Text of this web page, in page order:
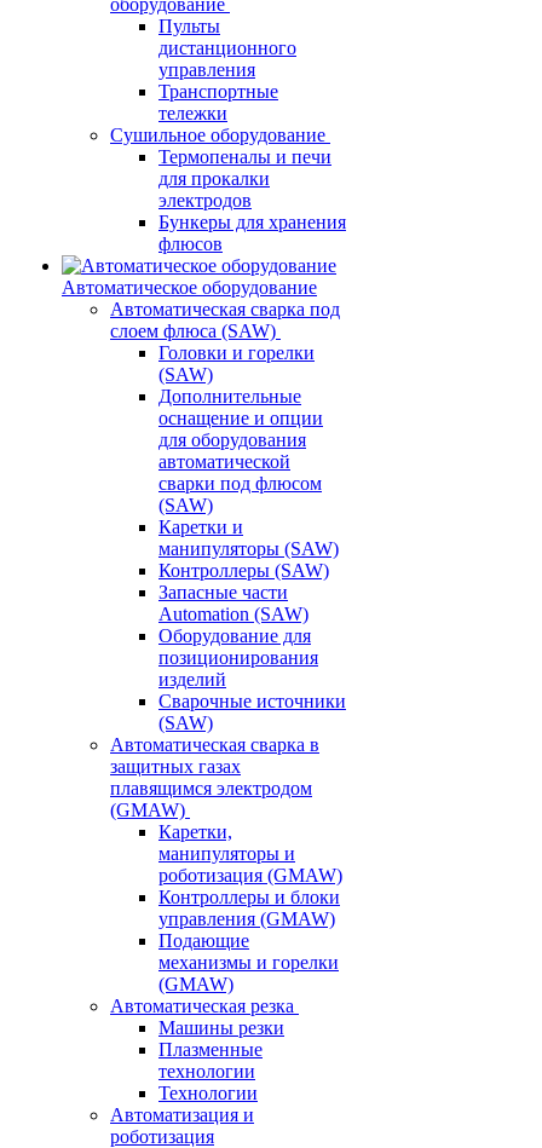
оборудование
Пульты
дистанционного
управления
Транспортные
тележки
Сушильное оборудование
Термопеналы и печи
для прокалки
электродов
Бункеры для хранения
флюсов
Автоматическое оборудование
Автоматическая сварка под
слоем флюса (SAW)
Головки и горелки
(SAW)
Дополнительные
оснащение и опции
для оборудования
автоматической
сварки под флюсом
(SAW)
Каретки и
манипуляторы (SAW)
Контроллеры (SAW)
Запасные части
Automation (SAW)
Оборудование для
позиционирования
изделий
Сварочные источники
(SAW)
Автоматическая сварка в
защитных газах
плавящимся электродом
(GMAW)
Каретки,
манипуляторы и
роботизация (GMAW)
Контроллеры и блоки
управления (GMAW)
Подающие
механизмы и горелки
(GMAW)
Автоматическая резка
Машины резки
Плазменные
технологии
Технологии
Автоматизация и
роботизация